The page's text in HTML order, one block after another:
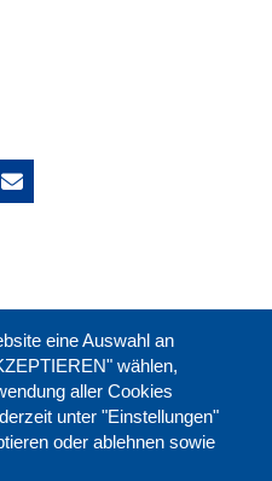
eine Auswahl an
wählen,
aller Cookies
unter "Einstellungen"
oder ablehnen sowie